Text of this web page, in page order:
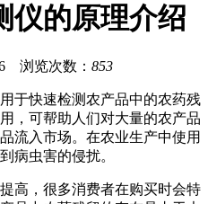
仪的原理介绍
浏览次数： 853
于快速检测农产品中的农药残
，可帮助人们对大量的农产品
流入市场。在农业生产中使用
病虫害的侵扰。
，很多消费者在购买时会特